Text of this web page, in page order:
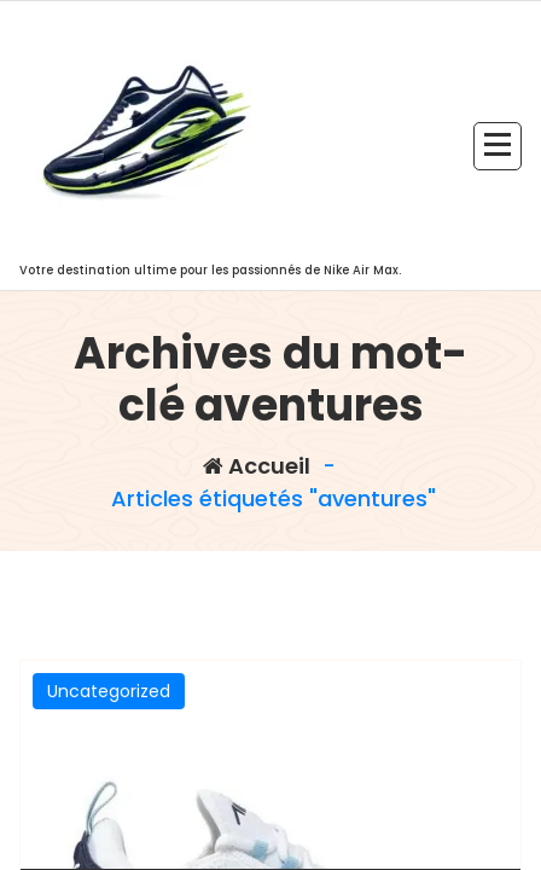
Votre destination ultime pour les passionnés de Nike Air Max.
Archives du mot-
clé aventures
Accueil -
Articles étiquetés "aventures"
Uncategorized